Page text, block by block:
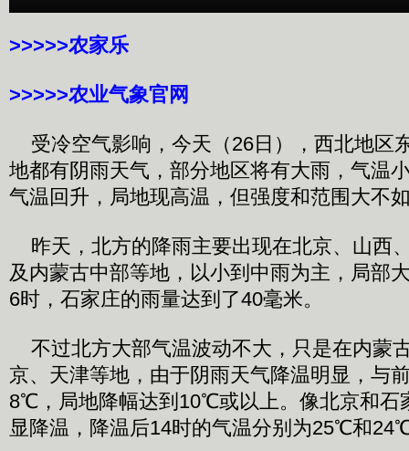
>>>>>农家乐
>>>>>农业气象官网
受冷空气影响，今天（26日），西北地区
地都有阴雨天气，部分地区将有大雨，气温
气温回升，局地现高温，但强度和范围大不
昨天，北方的降雨主要出现在北京、山西
及内蒙古中部等地，以小到中雨为主，局部
6时，石家庄的雨量达到了40毫米。
不过北方大部气温波动不大，只是在内蒙
京、天津等地，由于阴雨天气降温明显，与
8℃，局地降幅达到10℃或以上。像北京和石
显降温，降温后14时的气温分别为25℃和